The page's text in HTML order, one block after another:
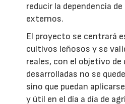
reducir la dependencia
externos.
El proyecto se centrará
cultivos leñosos y se
reales, con el objetivo de
desarrolladas no se
sino que puedan
y útil en el día a día de